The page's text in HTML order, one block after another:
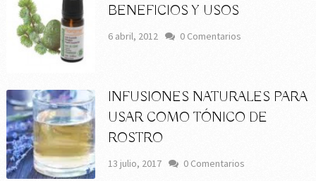
BENEFICIOS Y USOS
6 abril, 2012 0 Comentarios
INFUSIONES NATURALES PARA
USAR COMO TÓNICO DE
ROSTRO
13 julio, 2017 0 Comentarios